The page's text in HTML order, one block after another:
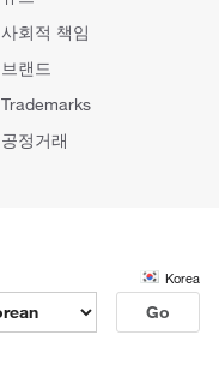
사회적 책임
브랜드
Trademarks
공정거래
Korea
Go